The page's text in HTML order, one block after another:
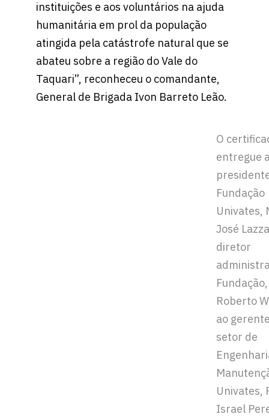
instituições e aos voluntários na ajuda
humanitária em prol da população
atingida pela catástrofe natural que se
abateu sobre a região do Vale do
Taquari”, reconheceu o comandante,
General de Brigada Ivon Barreto Leão.
O
entregue
Fundação
Univates,
José
diretor
Roberto
ao
setor de
Univates,
Israel